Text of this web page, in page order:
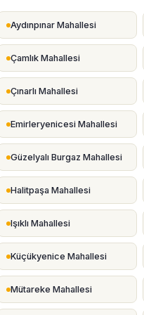
Aydınpınar Mahallesi
Çamlık Mahallesi
Çınarlı Mahallesi
Emirleryenicesi Mahallesi
Güzelyalı Burgaz Mahallesi
Halitpaşa Mahallesi
Işıklı Mahallesi
Küçükyenice Mahallesi
Mütareke Mahallesi